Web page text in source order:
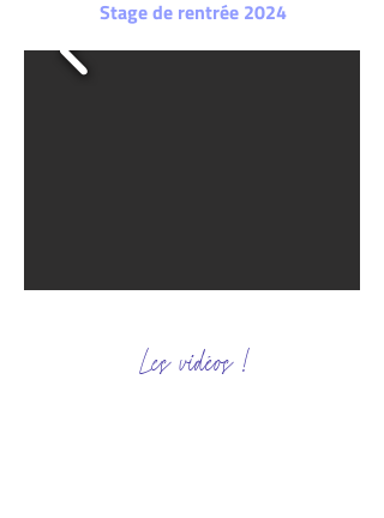
Stage de rentrée 2024
Les vidéos !